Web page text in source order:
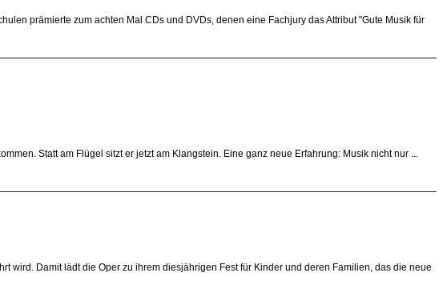
prämierte zum achten Mal CDs und DVDs, denen eine Fachjury das Attribut "Gute Musik für
Statt am Flügel sitzt er jetzt am Klangstein. Eine ganz neue Erfahrung: Musik nicht nur ...
wird. Damit lädt die Oper zu ihrem diesjährigen Fest für Kinder und deren Familien, das die neue